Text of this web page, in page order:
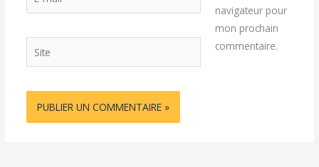
mail*
navigateur pour
mon prochain
commentaire.